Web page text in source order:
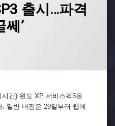
출시…파격
쎄’
간) 윈도 XP 서비스팩3을
일반 버전은 29일부터 웹에